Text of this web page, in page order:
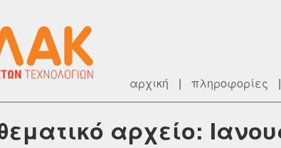
αρχική | πληροφορίες |
αρχείο: